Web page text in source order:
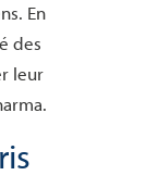
En
des
leur